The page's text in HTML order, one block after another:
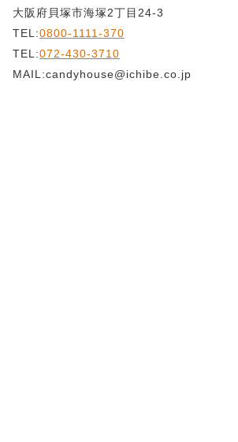
大阪府貝塚市海塚2丁目24-3
TEL:0800-1111-370
TEL:072-430-3710
MAIL:candyhouse@ichibe.co.jp